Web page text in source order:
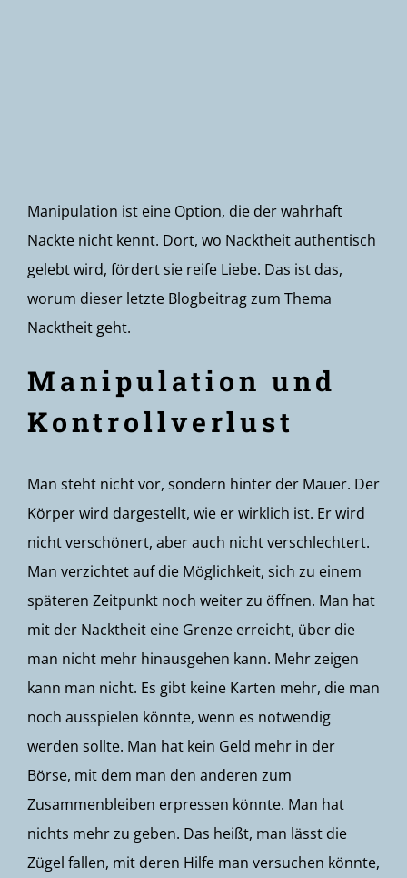
Manipulation ist eine Option, die der wahrhaft
Nackte nicht kennt. Dort, wo Nacktheit authentisch
gelebt wird, fördert sie reife Liebe. Das ist das,
worum dieser letzte Blogbeitrag zum Thema
Nacktheit geht.
Manipulation und
Kontrollverlust
Man steht nicht vor, sondern hinter der Mauer. Der
Körper wird dargestellt, wie er wirklich ist. Er wird
nicht verschönert, aber auch nicht verschlechtert.
Man verzichtet auf die Möglichkeit, sich zu einem
späteren Zeitpunkt noch weiter zu öffnen. Man hat
mit der Nacktheit eine Grenze erreicht, über die
man nicht mehr hinausgehen kann. Mehr zeigen
kann man nicht. Es gibt keine Karten mehr, die man
noch ausspielen könnte, wenn es notwendig
werden sollte. Man hat kein Geld mehr in der
Börse, mit dem man den anderen zum
Zusammenbleiben erpressen könnte. Man hat
nichts mehr zu geben. Das heißt, man lässt die
Zügel fallen, mit deren Hilfe man versuchen könnte,